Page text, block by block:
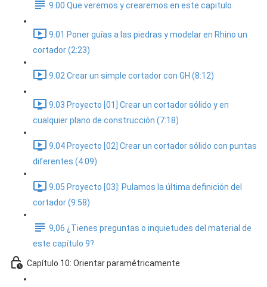
9.00 Que veremos y crearemos en este capitulo
9.01 Poner guías a las piedras y modelar en Rhino un
cortador (2:23)
9.02 Crear un simple cortador con GH (8:12)
9.03 Proyecto [01] Crear un cortador sólido y en
cualquier plano de construcción (7:18)
9.04 Proyecto [02] Crear un cortador sólido con puntas
diferentes (4:09)
9.05 Proyecto [03]: Pulamos la última definición del
cortador (9:58)
9,06 ¿Tienes preguntas o inquietudes del material de
este capítulo 9?
Capítulo 10: Orientar paramétricamente